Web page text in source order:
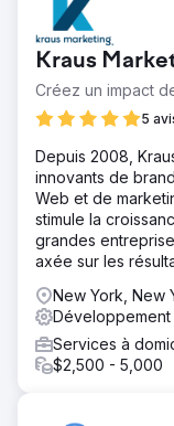
Kraus
Créez un impact
5
Depuis 2008,
innovants de
Web et de
stimule la
grandes
axée sur les
New York, New
Services à
$2,500 - 5,000